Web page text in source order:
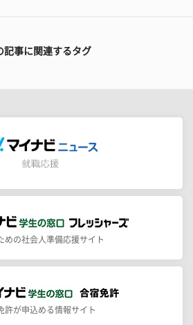
記事に関連するタグ
めの社会人準備応援サイト
許が申込める情報サイト